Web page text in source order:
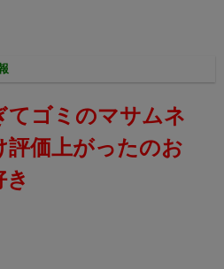
てゴミのマサムネ
価上がったのお